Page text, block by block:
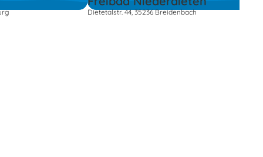
Dietetalstr. 44, 35236 Breidenbach